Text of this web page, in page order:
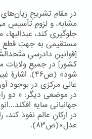
در مقامِ تشریحِ
مشابه، و لزومِ تأسیسِ
جلوگیری کند،
مستقیمی به جهتِ قطعِ
[قوانینِ دادرسیِ
کشور] در جمیعِ
شود» (ص۴۶).
عالیِ مرکزی در بوجود
در موضعی دیگر: « دو
جهانبانی سایه
در ارکانِ عالم نفوذ
عدل»(ص۸۳).